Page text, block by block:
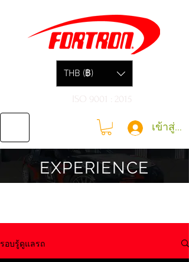
THB (฿)
ISO 9001 : 2015
เข้าสู่ระ
EXPERIENCE
รอบรู้ดูแลรถ